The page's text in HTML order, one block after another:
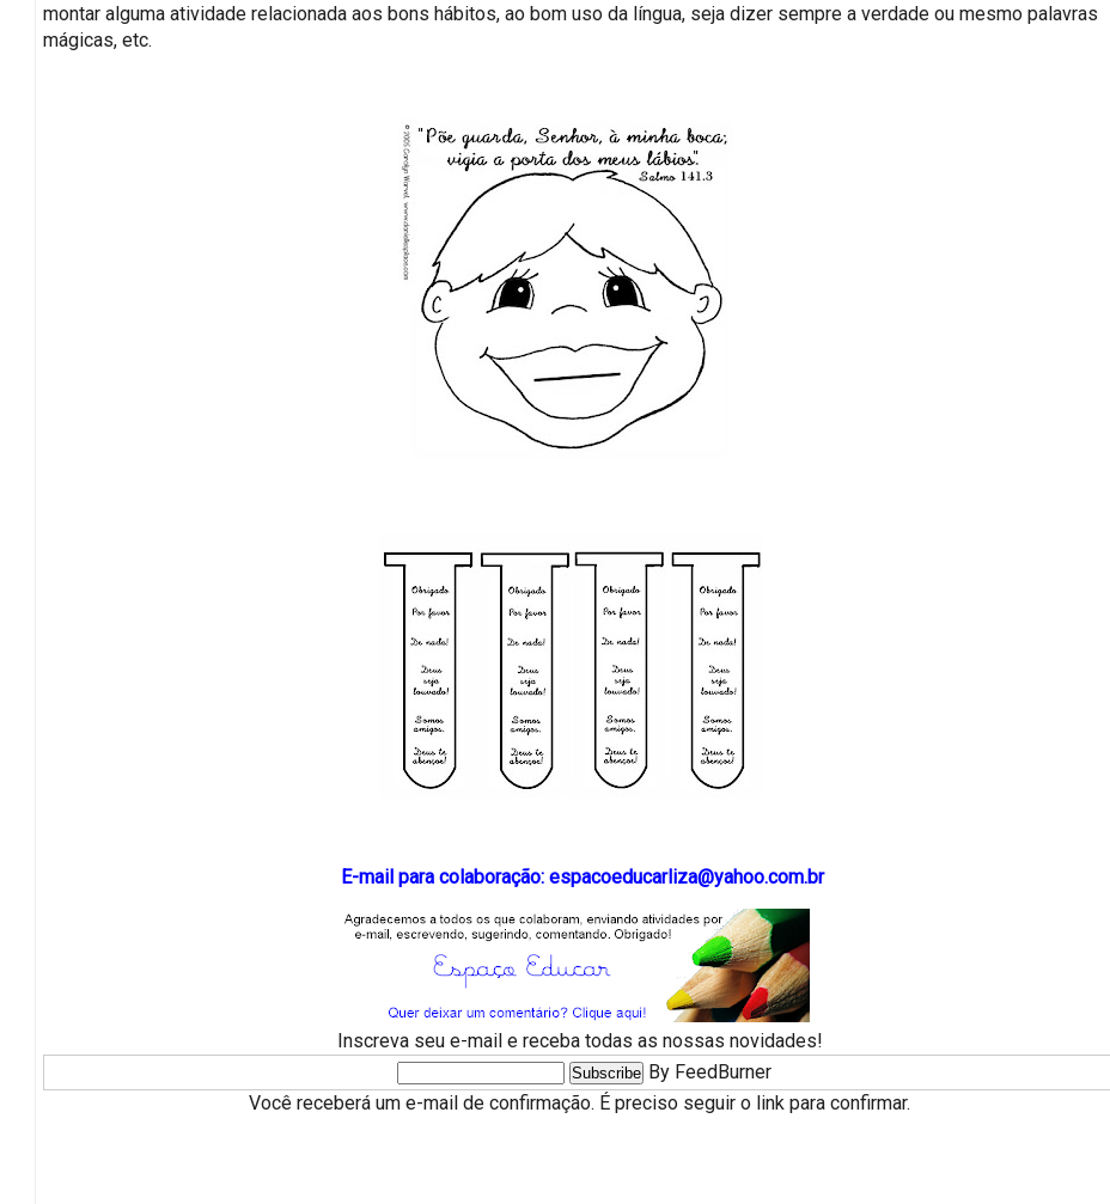
montar alguma atividade relacionada aos bons hábitos, ao bom uso da língua, seja dizer sempre a verdade ou mesmo palavras
mágicas, etc.
E-mail para colaboração: espacoeducarliza@yahoo.com.br
Inscreva seu e-mail e receba todas as nossas novidades!
By FeedBurner
Você receberá um e-mail de confirmação. É preciso seguir o link para confirmar.